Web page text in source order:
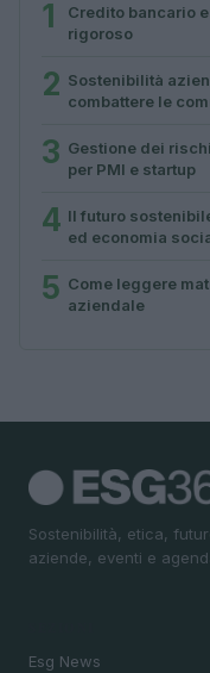
1
Credito bancario
rigoroso
2 Sostenibilità
combattere le
3 Gestione dei
per PMI e startup
4 Il futuro
ed economia
5 Come leggere
aziendale
Sostenibilità, etica,
aziende, eventi e
Esg News